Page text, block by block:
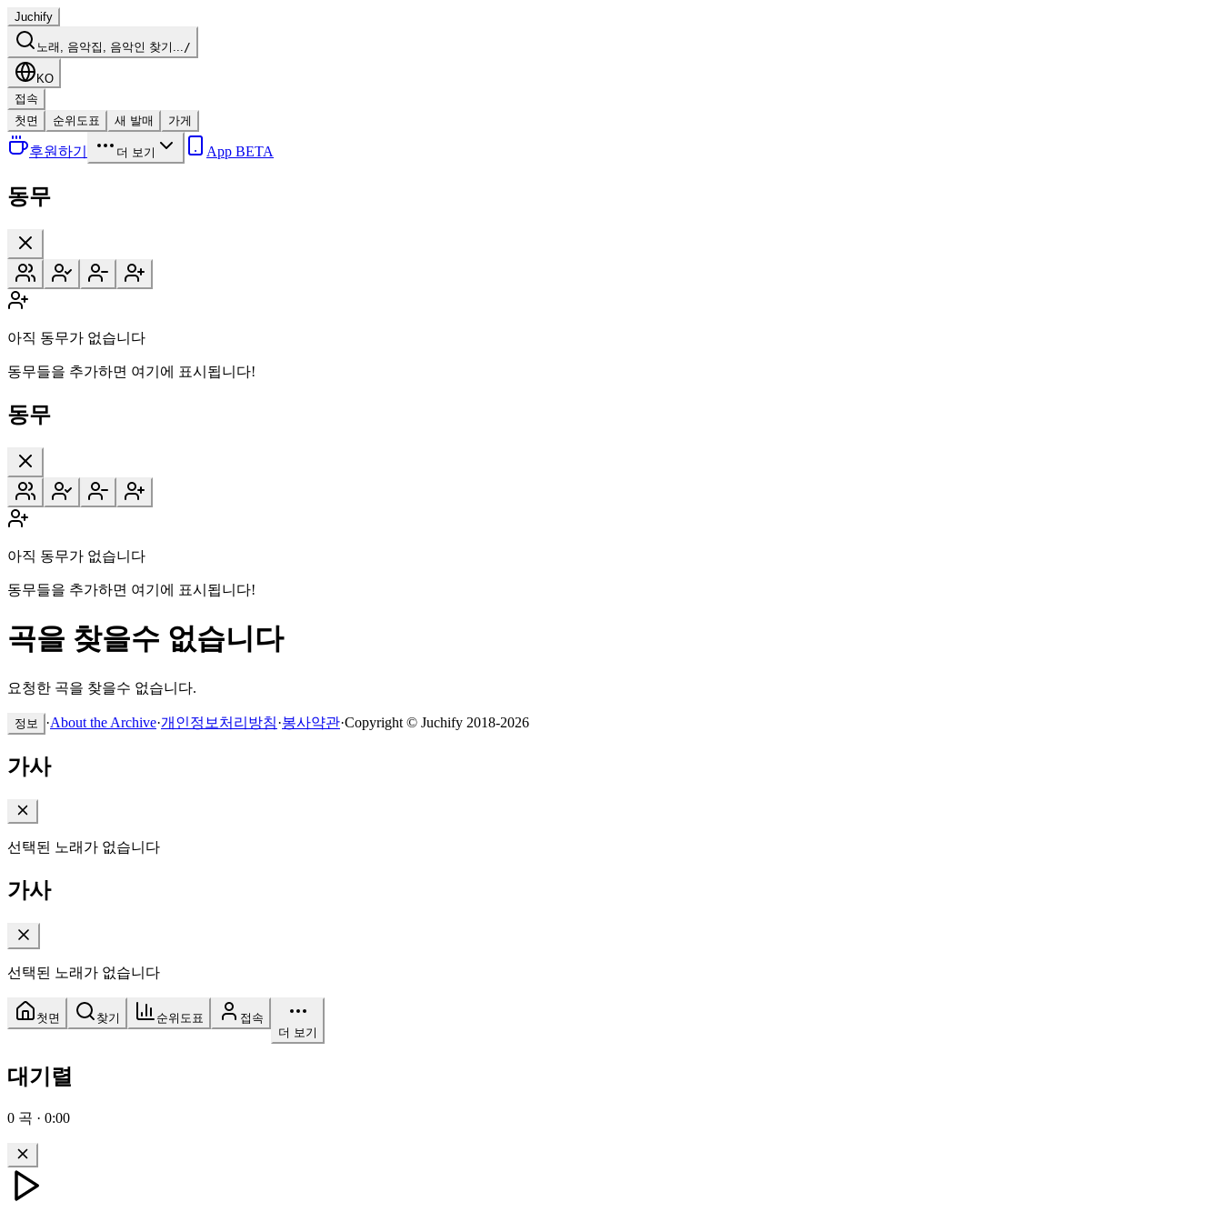
Juchify
노래, 음악집, 음악인 찾기.../
KO
접속
첫면
순위도표 새 발매 가게
후원하기 더 보기 App BETA
동무
아직 동무가 없습니다
동무들을 추가하면 여기에 표시됩니다!
동무
아직 동무가 없습니다
동무들을 추가하면 여기에 표시됩니다!
곡을 찾을수 없습니다
요청한 곡을 찾을수 없습니다.
정보 ·About the Archive·개인정보처리방침·봉사약관·Copyright © Juchify 2018-2026
가사
선택된 노래가 없습니다
가사
선택된 노래가 없습니다
첫면 찾기 순위도표
접속
더 보기
대기렬
0 곡 · 0:00